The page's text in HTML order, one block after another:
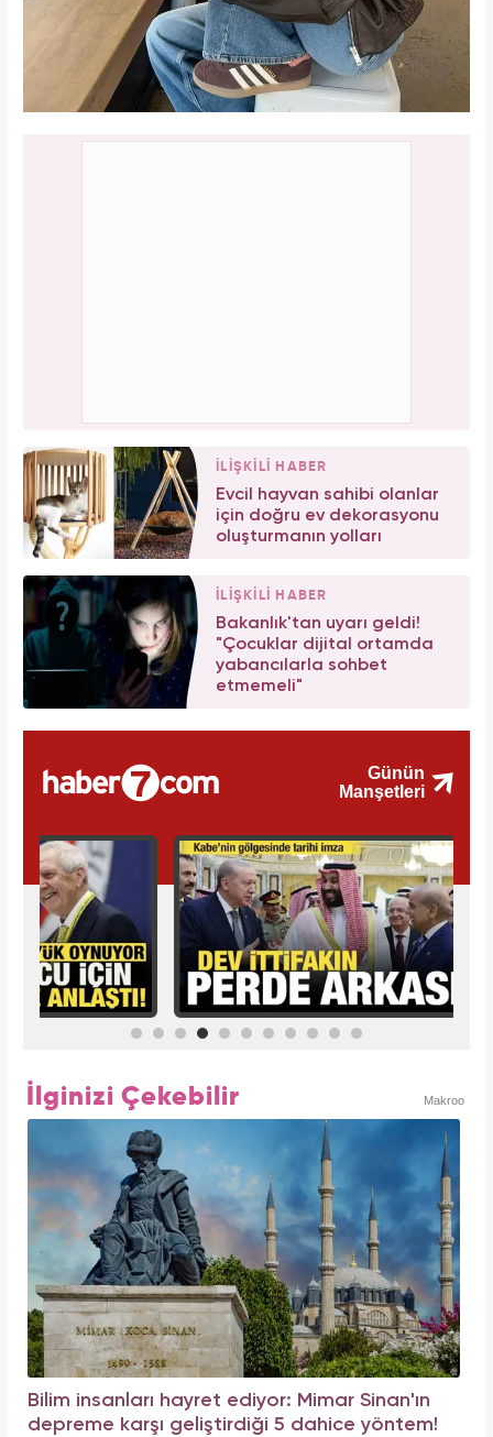
İLİŞKİLİ HABER
Evcil hayvan sahibi olanlar
için doğru ev dekorasyonu
oluşturmanın yolları
İLİŞKİLİ HABER
Bakanlık'tan uyarı geldi!
"Çocuklar dijital ortamda
yabancılarla sohbet
etmemeli"
İlginizi Çekebilir Makroo
Bilim insanları hayret ediyor: Mimar Sinan'ın
depreme karşı geliştirdiği 5 dahice yöntem!